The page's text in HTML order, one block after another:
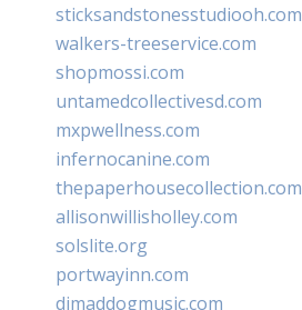
sticksandstonesstudiooh.com
walkers-treeservice.com
shopmossi.com
untamedcollectivesd.com
mxpwellness.com
infernocanine.com
thepaperhousecollection.com
allisonwillisholley.com
solslite.org
portwayinn.com
djmaddogmusic.com